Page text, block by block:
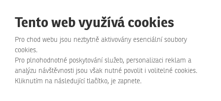
© Animo Bohemia s.r.o., 2026, vytvořila eBRÁNA s.r.o.
Mapa stránek|Podmínky použití |Zásady ochrany osobních údajů
Tento web využívá cookies
Pro chod webu jsou nezbytně aktivovány esenciální soubory
cookies.
Pro plnohodnotné poskytování služeb, personalizaci reklam a
analýzu návštěvnosti jsou však nutné povolit i volitelné cookies.
Kliknutím na následující tlačítko, je zapnete.